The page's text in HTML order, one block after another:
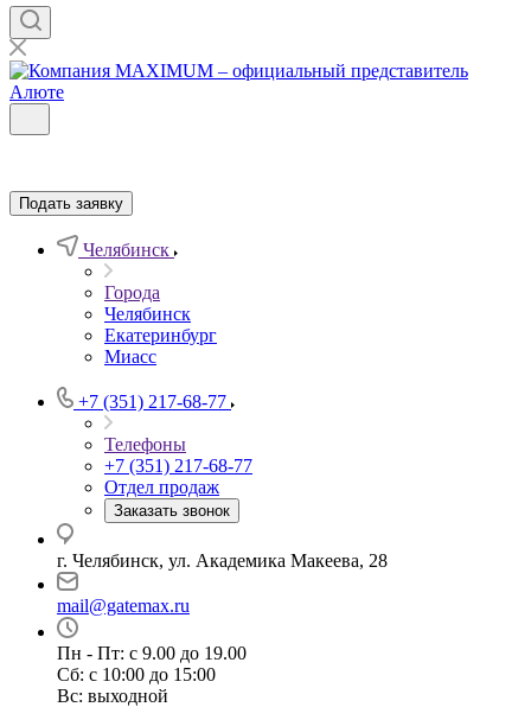
Подать заявку
Челябинск
Города
Челябинск
Екатеринбург
Миасс
+7 (351) 217-68-77
Телефоны
+7 (351) 217-68-77
Отдел продаж
Заказать звонок
г. Челябинск, ул. Академика Макеева, 28
mail@gatemax.ru
Пн - Пт: с 9.00 до 19.00
Сб: с 10:00 до 15:00
Вс: выходной